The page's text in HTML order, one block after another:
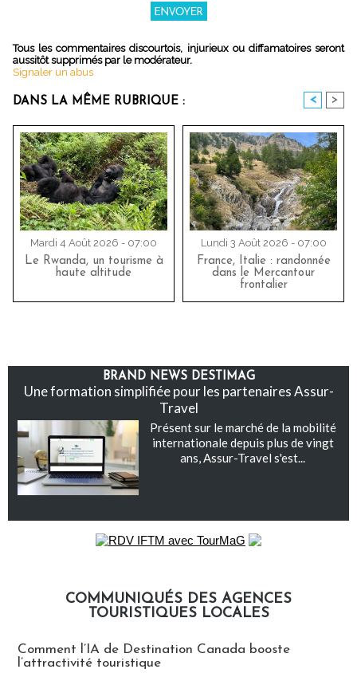
Tous les commentaires discourtois, injurieux ou diffamatoires seront
aussitôt supprimés par le modérateur.
Signaler un abus
DANS LA MÊME RUBRIQUE : < >
Mardi 4 Août 2026 - 07:00
Le Rwanda, un tourisme à
haute altitude
Lundi 3 Août 2026 - 07:00
France, Italie : randonnée
dans le Mercantour
frontalier
BRAND NEWS DESTIMAG
Une formation simplifiée pour les partenaires Assur-
Travel
Présent sur le marché de la mobilité
internationale depuis plus de vingt
ans, Assur-Travel s'est...
COMMUNIQUÉS DES AGENCES
TOURISTIQUES LOCALES
Comment l’IA de Destination Canada booste
l’attractivité touristique